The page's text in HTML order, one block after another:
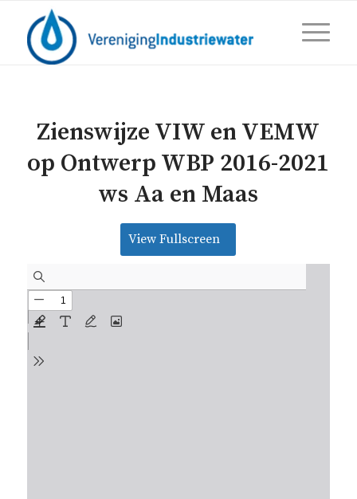
Zienswijze VIW en VEMW
op Ontwerp WBP 2016-2021
ws Aa en Maas
View Fullscreen